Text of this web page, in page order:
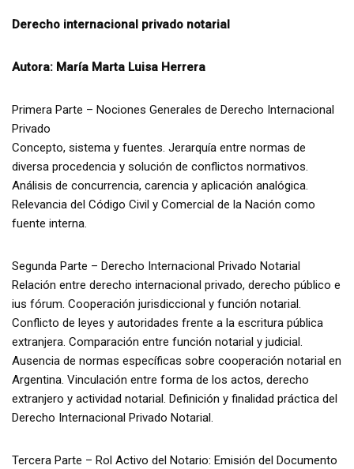
Derecho internacional privado notarial
Autora: María Marta Luisa Herrera
Primera Parte – Nociones Generales de Derecho Internacional
Privado
Concepto, sistema y fuentes. Jerarquía entre normas de
diversa procedencia y solución de conflictos normativos.
Análisis de concurrencia, carencia y aplicación analógica.
Relevancia del Código Civil y Comercial de la Nación como
fuente interna.
Segunda Parte – Derecho Internacional Privado Notarial
Relación entre derecho internacional privado, derecho público e
ius fórum. Cooperación jurisdiccional y función notarial.
Conflicto de leyes y autoridades frente a la escritura pública
extranjera. Comparación entre función notarial y judicial.
Ausencia de normas específicas sobre cooperación notarial en
Argentina. Vinculación entre forma de los actos, derecho
extranjero y actividad notarial. Definición y finalidad práctica del
Derecho Internacional Privado Notarial.
Tercera Parte – Rol Activo del Notario: Emisión del Documento